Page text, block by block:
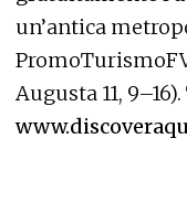
un’antica
Augusta 11,